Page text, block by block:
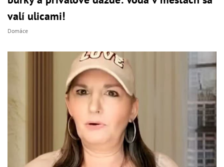
valí ulicami!
Domáce